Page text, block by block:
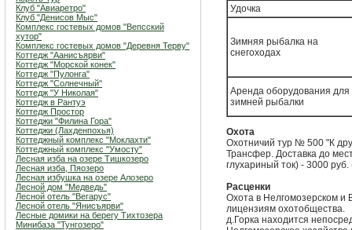
Клуб "Авиаретро"
Клуб "Денисов Мыс"
Комплекс гостевых домов "Вепсский
хутор"
Комплекс гостевых домов "Деревня Терву"
Коттедж "Аанисъярви"
Коттедж "Морской конек"
Коттедж "Пулонга"
Коттедж "Солнечный"
Коттедж "У Николая"
Коттедж в Рантуэ
Коттедж Простор
Коттеджи "Филина Гора"
Коттеджи (Лахденпохья)
Коттеджный комплекс "Мoклахти"
Коттеджный комплекс "Умосту"
Лесная изба на озере Тишкозеро
Лесная изба, Пяозеро
Лесная избушка на озере Алозеро
Лесной дом "Медведь"
Лесной отель "Вегарус"
Лесной отель "Янисъярви"
Лесные домики на берегу Тихтозера
Минибаза "Тунгозеро"
Удочка
Зимняя рыбалка на
снегоходах
Аренда оборудования для
зимней рыбалки
Охота
Охотничий тур № 500 "К
Трансфер. Доставка до
глухариный ток) - 3000
Расценки
Охота в Нелгомозерском и
лицензиям охотобщества.
д.Горка находится